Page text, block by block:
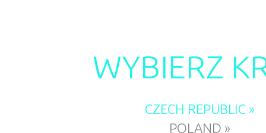
WYBIERZ
CZECH REPUBLIC »
POLAND »